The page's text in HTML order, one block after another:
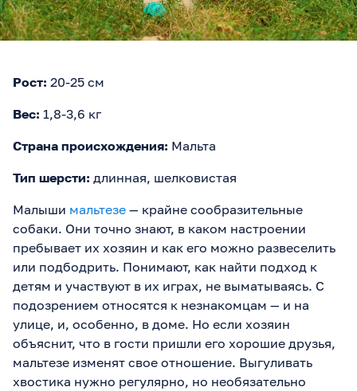
Рост: 20-25 см
Вес: 1,8-3,6 кг
Страна происхождения: Мальта
Тип шерсти: длинная, шелковистая
Малыши мальтезе — крайне сообразительные
собаки. Они точно знают, в каком настроении
пребывает их хозяин и как его можно развеселить
или подбодрить. Понимают, как найти подход к
детям и участвуют в их играх, не выматываясь. С
подозрением относятся к незнакомцам — и на
улице, и, особенно, в доме. Но если хозяин
объяснит, что в гости пришли его хорошие друзья,
мальтезе изменят свое отношение. Выгуливать
хвостика нужно регулярно, но необязательно